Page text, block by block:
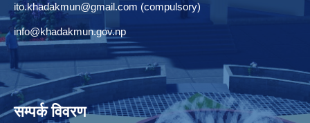
ito.khadakmun@gmail.com (compulsory)
info@khadakmun.gov.np
सम्पर्क विवरण